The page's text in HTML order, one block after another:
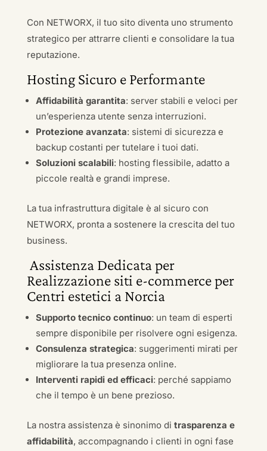
Con NETWORX, il tuo sito diventa uno strumento
strategico per attrarre clienti e consolidare la tua
reputazione.
Hosting Sicuro e Performante
Affidabilità garantita: server stabili e veloci per
un’esperienza utente senza interruzioni.
Protezione avanzata: sistemi di sicurezza e
backup costanti per tutelare i tuoi dati.
Soluzioni scalabili: hosting flessibile, adatto a
piccole realtà e grandi imprese.
La tua infrastruttura digitale è al sicuro con
NETWORX, pronta a sostenere la crescita del tuo
business.
Assistenza Dedicata per
Realizzazione siti e-commerce per
Centri estetici a Norcia
Supporto tecnico continuo: un team di esperti
sempre disponibile per risolvere ogni esigenza.
Consulenza strategica: suggerimenti mirati per
migliorare la tua presenza online.
Interventi rapidi ed efficaci: perché sappiamo
che il tempo è un bene prezioso.
La nostra assistenza è sinonimo di trasparenza e
affidabilità, accompagnando i clienti in ogni fase